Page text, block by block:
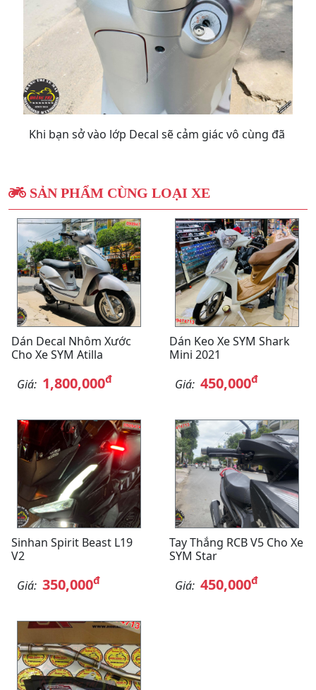
Khi bạn sở vào lớp Decal sẽ cảm giác vô cùng đã
SẢN PHẨM CÙNG LOẠI XE
Dán Decal Nhôm Xước
Cho Xe SYM Atilla
Giá: 1,800,000đ
Dán Keo Xe SYM Shark
Mini 2021
Giá: 450,000đ
Sinhan Spirit Beast L19
V2
Giá: 350,000đ
Tay Thắng RCB V5 Cho Xe
SYM Star
Giá: 450,000đ